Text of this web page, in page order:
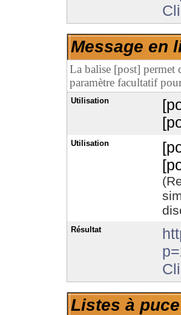
Message en
La balise [post] permet
paramètre facultatif
Utilisation
Utilisation
Résultat
Listes à puce